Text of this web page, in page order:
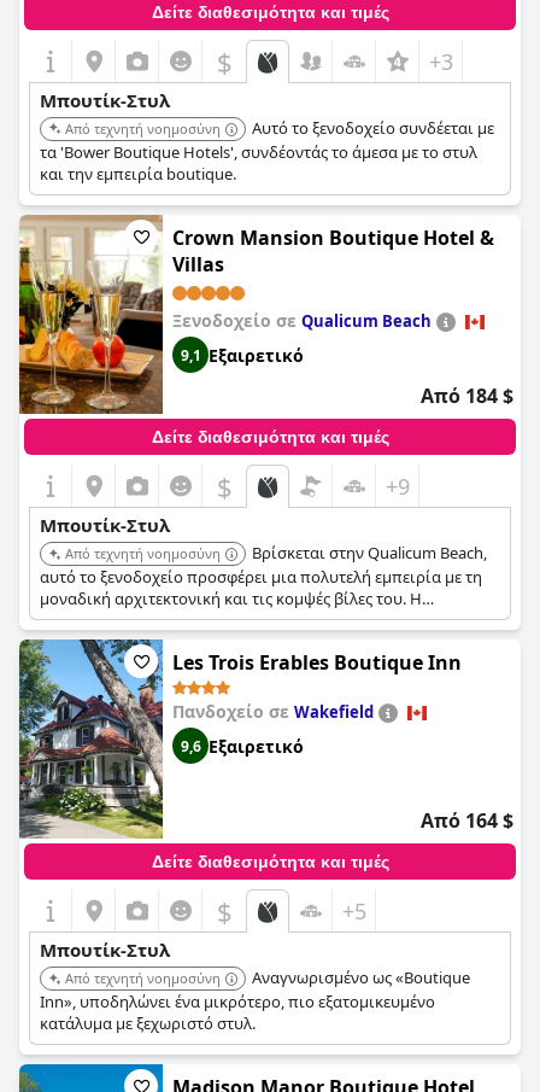
Δείτε διαθεσιμότητα και τιμές
$ +3
Μπουτίκ-Στυλ
Από τεχνητή νοημοσύνη
Αυτό το ξενοδοχείο συνδέεται με
τα 'Bower Boutique Hotels', συνδέοντάς το άμεσα με το στυλ
και την εμπειρία boutique.
Crown Mansion Boutique Hotel &
Villas
Ξενοδοχείο σε Qualicum Beach
9,1 Εξαιρετικό
Από 184 $
Δείτε διαθεσιμότητα και τιμές
$ +9
Μπουτίκ-Στυλ
Από τεχνητή νοημοσύνη
Βρίσκεται στην Qualicum Beach,
αυτό το ξενοδοχείο προσφέρει μια πολυτελή εμπειρία με τη
μοναδική αρχιτεκτονική και τις κομψές βίλες του. Η
εξατομικευμένη εξυπηρέτηση και η προσοχή στη λεπτομέρεια
εξασφαλίζουν μια αξέχαστη διαμονή.
Les Trois Erables Boutique Inn
Πανδοχείο σε Wakefield
9,6 Εξαιρετικό
Από 164 $
Δείτε διαθεσιμότητα και τιμές
$ +5
Μπουτίκ-Στυλ
Από τεχνητή νοημοσύνη
Αναγνωρισμένο ως «Boutique
Inn», υποδηλώνει ένα μικρότερο, πιο εξατομικευμένο
κατάλυμα με ξεχωριστό στυλ.